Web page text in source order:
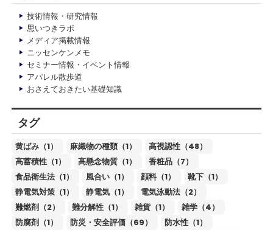
技術情報・研究情報
思いつきラボ
メディア掲載情報
ニッセンケンメモ
セミナー情報・イベント情報
アパレル散歩道
おさえておきたい基礎知識
タグ
黄ばみ（1） 麻織物の種類（1）
高視認性（48）
高蓄積性（1）
高懸念物質（1）
香粧品（7）
食品衛生法（1）
風合い（1） 顔料（1）
靴下（1）
静電気対策（1）
静電気（1）
電気泳動法（2）
難燃剤（2）
難分解性（1） 雑貨（1）
雑学（4）
防腐剤（1）
防災・安全評価（69）
防水性（1）